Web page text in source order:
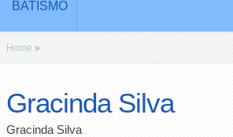
BATISMO
Home »
Gracinda Silva
Gracinda Silva